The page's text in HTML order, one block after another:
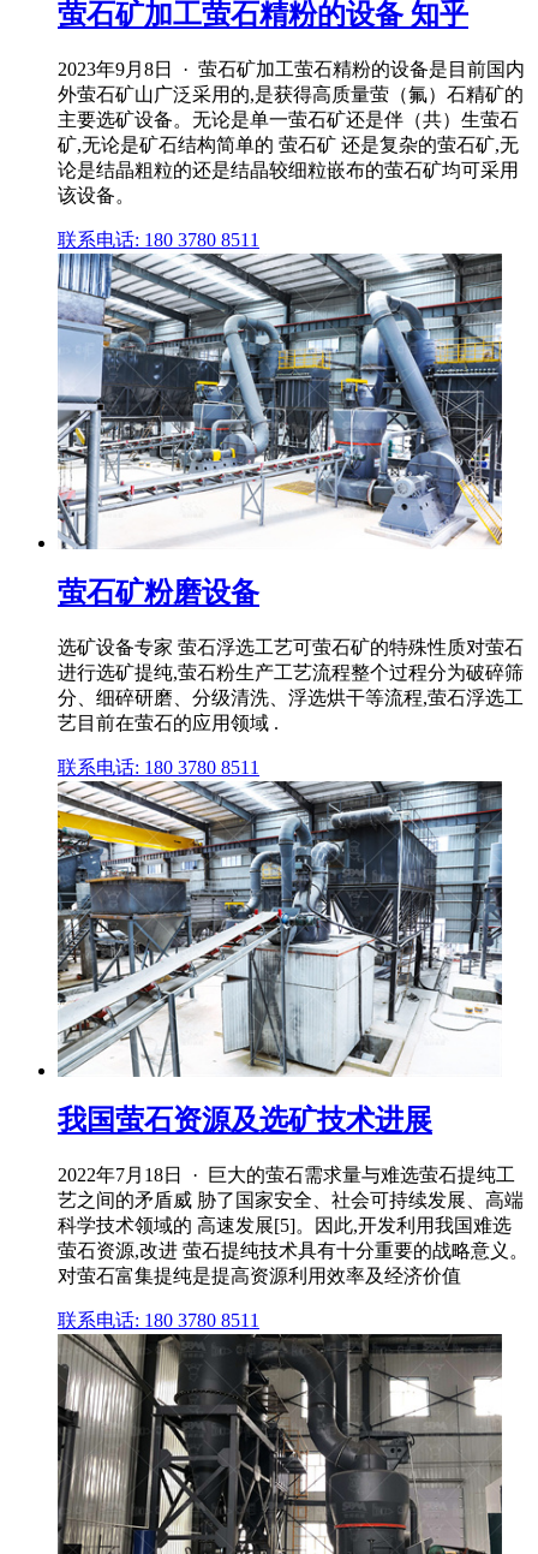
萤石矿加工萤石精粉的设备 知乎
2023年9月8日 · 萤石矿加工萤石精粉的设备是目前国内
外萤石矿山广泛采用的,是获得高质量萤（氟）石精矿的
主要选矿设备。无论是单一萤石矿还是伴（共）生萤石
矿,无论是矿石结构简单的 萤石矿 还是复杂的萤石矿,无
论是结晶粗粒的还是结晶较细粒嵌布的萤石矿均可采用
该设备。
联系电话: 180 3780 8511
萤石矿粉磨设备
选矿设备专家 萤石浮选工艺可萤石矿的特殊性质对萤石
进行选矿提纯,萤石粉生产工艺流程整个过程分为破碎筛
分、细碎研磨、分级清洗、浮选烘干等流程,萤石浮选工
艺目前在萤石的应用领域 .
联系电话: 180 3780 8511
我国萤石资源及选矿技术进展
2022年7月18日 · 巨大的萤石需求量与难选萤石提纯工
艺之间的矛盾威 胁了国家安全、社会可持续发展、高端
科学技术领域的 高速发展[5]。因此,开发利用我国难选
萤石资源,改进 萤石提纯技术具有十分重要的战略意义。
对萤石富集提纯是提高资源利用效率及经济价值
联系电话: 180 3780 8511